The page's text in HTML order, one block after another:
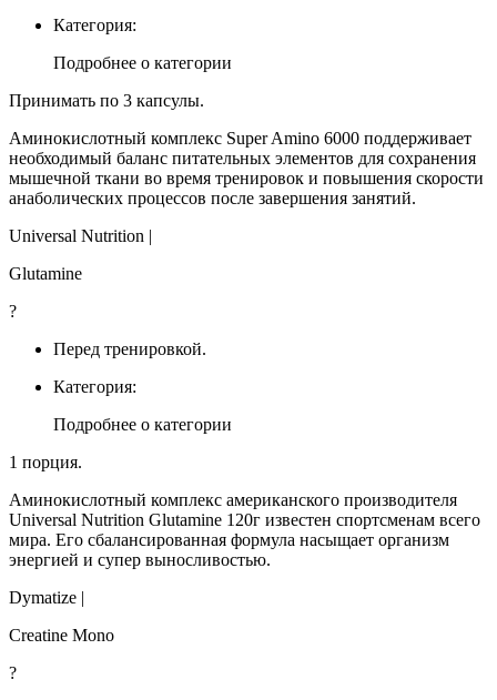
Категория:
Подробнее о категории
Принимать по 3 капсулы.
Аминокислотный комплекс Super Amino 6000 поддерживает
необходимый баланс питательных элементов для сохранения
мышечной ткани во время тренировок и повышения скорости
анаболических процессов после завершения занятий.
Universal Nutrition |
Glutamine
?
Перед тренировкой.
Категория:
Подробнее о категории
1 порция.
Аминокислотный комплекс американского производителя
Universal Nutrition Glutamine 120г известен спортсменам всего
мира. Его сбалансированная формула насыщает организм
энергией и супер выносливостью.
Dymatize |
Creatine Mono
?